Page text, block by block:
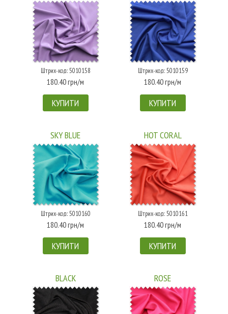
Штрих-код: 5010158
180.40 грн/м
КУПИТИ
Штрих-код: 5010159
180.40 грн/м
КУПИТИ
SKY BLUE
Штрих-код: 5010160
180.40 грн/м
КУПИТИ
HOT CORAL
Штрих-код: 5010161
180.40 грн/м
КУПИТИ
BLACK ROSE